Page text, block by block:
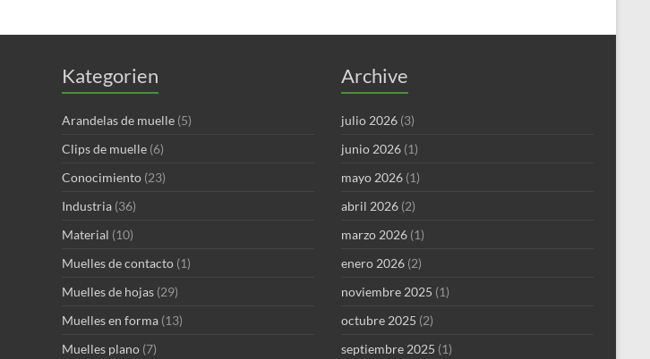
Kategorien
Arandelas de muelle (5)
Clips de muelle (6)
Conocimiento (23)
Industria (36)
Material (10)
Muelles de contacto (1)
Muelles de hojas (29)
Muelles en forma (13)
Muelles plano (7)
Archive
julio 2026 (3)
junio 2026 (1)
mayo 2026 (1)
abril 2026 (2)
marzo 2026 (1)
enero 2026 (2)
noviembre 2025 (1)
octubre 2025 (2)
septiembre 2025 (1)